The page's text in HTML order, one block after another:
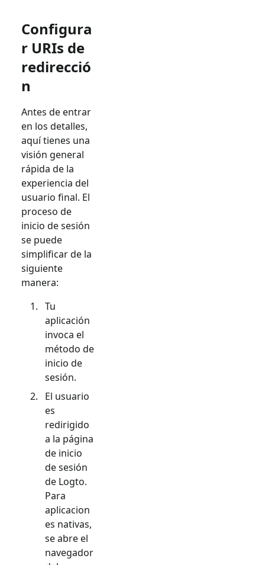
Configura
r URIs de
redirecció
n
Antes de entrar
en los detalles,
aquí tienes una
visión general
rápida de la
experiencia del
usuario final. El
proceso de
inicio de sesión
se puede
simplificar de la
siguiente
manera:
Tu
aplicación
invoca el
método de
inicio de
sesión.
El usuario
es
redirigido
a la página
de inicio
de sesión
de Logto.
Para
aplicacion
es nativas,
se abre el
navegador